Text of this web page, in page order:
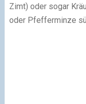
Zimt) oder sogar
oder Pfefferminze